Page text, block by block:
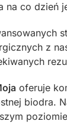
na co dzień
z
oferuje
biodra.